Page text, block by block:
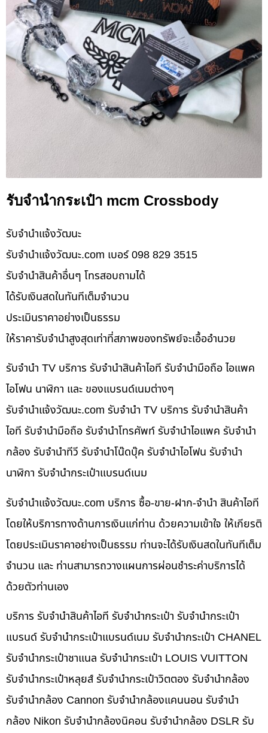
รับจำนำกระเป๋า mcm Crossbody
รับจํานําแจ้งวัฒนะ
รับจํานําแจ้งวัฒนะ.com เบอร์ 098 829 3515
รับจำนำสินค้าอื่นๆ โทรสอบถามได้
ได้รับเงินสดในทันทีเต็มจำนวน
ประเมินราคาอย่างเป็นธรรม
ให้ราคารับจำนำสูงสุดเท่าที่สภาพของทรัพย์จะเอื้ออำนวย
รับจำนำ TV บริการ รับจำนำสินค้าไอที รับจำนำมือถือ ไอแพค
ไอโฟน นาฬิกา และ ของแบรนด์เนมต่างๆ
รับจํานําแจ้งวัฒนะ.com รับจำนำ TV บริการ รับจำนำสินค้า
ไอที รับจำนำมือถือ รับจำนำโทรศัพท์ รับจำนำไอแพค รับจำนำ
กล้อง รับจำนำทีวี รับจำนำโน๊ดบุ๊ค รับจำนำไอโฟน รับจำนำ
นาฬิกา รับจำนำกระเป๋าแบรนด์เนม
รับจํานําแจ้งวัฒนะ.com บริการ ซื้อ-ขาย-ฝาก-จำนำ สินค้าไอที
โดยให้บริการทางด้านการเงินแก่ท่าน ด้วยความเข้าใจ ให้เกียรติ
โดยประเมินราคาอย่างเป็นธรรม ท่านจะได้รับเงินสดในทันทีเต็ม
จำนวน และ ท่านสามารถวางแผนการผ่อนชำระค่าบริการได้
ด้วยตัวท่านเอง
บริการ รับจำนำสินค้าไอที รับจำนำกระเป๋า รับจำนำกระเป๋า
แบรนด์ รับจำนำกระเป๋าแบรนด์เนม รับจำนำกระเป๋า CHANEL
รับจำนำกระเป๋าชาแนล รับจำนำกระเป๋า LOUIS VUITTON
รับจำนำกระเป๋าหลุยส์ รับจำนำกระเป๋าวิตตอง รับจำนำกล้อง
รับจำนำกล้อง Cannon รับจำนำกล้องแคนนอน รับจำนำ
กล้อง Nikon รับจำนำกล้องนิคอน รับจำนำกล้อง DSLR รับ